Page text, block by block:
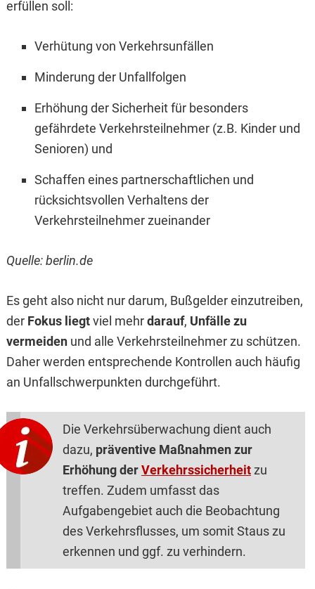
erfüllen soll:
Verhütung von Verkehrsunfällen
Minderung der Unfallfolgen
Erhöhung der Sicherheit für besonders
gefährdete Verkehrsteilnehmer (z.B. Kinder und
Senioren) und
Schaffen eines partnerschaftlichen und
rücksichtsvollen Verhaltens der
Verkehrsteilnehmer zueinander
Quelle: berlin.de
Es geht also nicht nur darum, Bußgelder einzutreiben,
der Fokus liegtviel mehrdarauf, Unfälle zu
vermeidenund alle Verkehrsteilnehmer zu schützen.
Daher werden entsprechende Kontrollen auch häufig
an Unfallschwerpunkten durchgeführt.
Die Verkehrsüberwachung dient auch
dazu, präventive Maßnahmen zur
Erhöhung derVerkehrssicherheitzu
treffen. Zudem umfasst das
Aufgabengebiet auch die Beobachtung
des Verkehrsflusses, um somit Staus zu
erkennen und ggf. zu verhindern.